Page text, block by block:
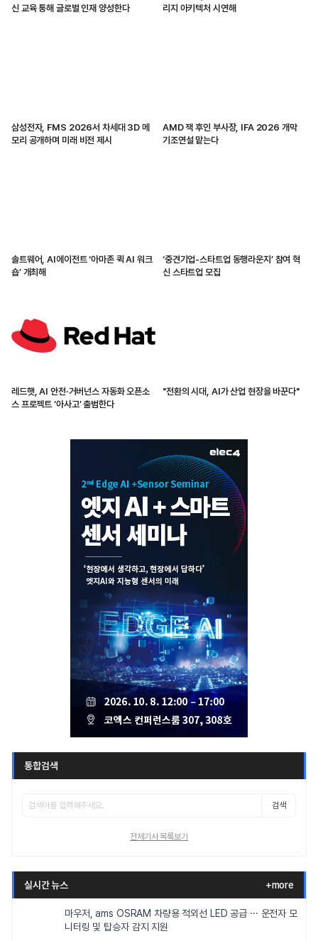
신 교육 통해 글로벌 인재 양성한다
리지 아키텍처 시연해
삼성전자, FMS 2026서 차세대 3D 메
모리 공개하며 미래 비전 제시
AMD 잭 후인 부사장, IFA 2026 개막
기조연설 맡는다
솔트웨어, AI에이전트 ‘아마존 퀵 AI 워크
숍’ 개최해
‘중견기업-스타트업 동행라운지’ 참여 혁
신 스타트업 모집
레드햇, AI 안전·거버넌스 자동화 오픈소
스 프로젝트 ‘아사고’ 출범한다
"전환의 시대, AI가 산업 현장을 바꾼다"
통합검색
검색
전체기사 목록보기
실시간 뉴스 +more
마우저, ams OSRAM 차량용 적외선 LED 공급 ··· 운전자 모
니터링 및 탑승자 감지 지원